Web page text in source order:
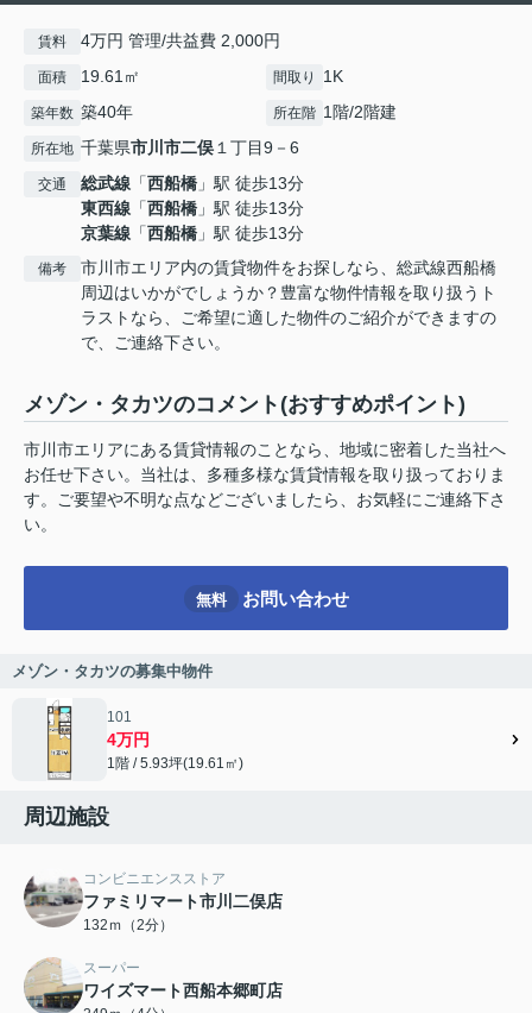
賃料 4万円 管理/共益費 2,000円
面積 19.61㎡ 間取り 1K
築年数 築40年 所在階 1階/2階建
所在地 千葉県市川市二俣１丁目9－6
交通 総武線 「西船橋 」駅 徒歩13分
東西線 「西船橋 」駅 徒歩13分
京葉線 「西船橋 」駅 徒歩13分
備考
市川市エリア内の賃貸物件をお探しなら、総武線西船橋
周辺はいかがでしょうか？豊富な物件情報を取り扱うト
ラストなら、ご希望に適した物件のご紹介ができますの
で、ご連絡下さい。
メゾン・タカツのコメント(おすすめポイント)
市川市エリアにある賃貸情報のことなら、地域に密着した当社へ
お任せ下さい。当社は、多種多様な賃貸情報を取り扱っておりま
す。ご要望や不明な点などございましたら、お気軽にご連絡下さ
い。
無料 お問い合わせ
メゾン・タカツの募集中物件
101
4万円
1階 / 5.93坪(19.61㎡)
周辺施設
コンビニエンスストア
ファミリマート市川二俣店
132ｍ（2分）
スーパー
ワイズマート西船本郷町店